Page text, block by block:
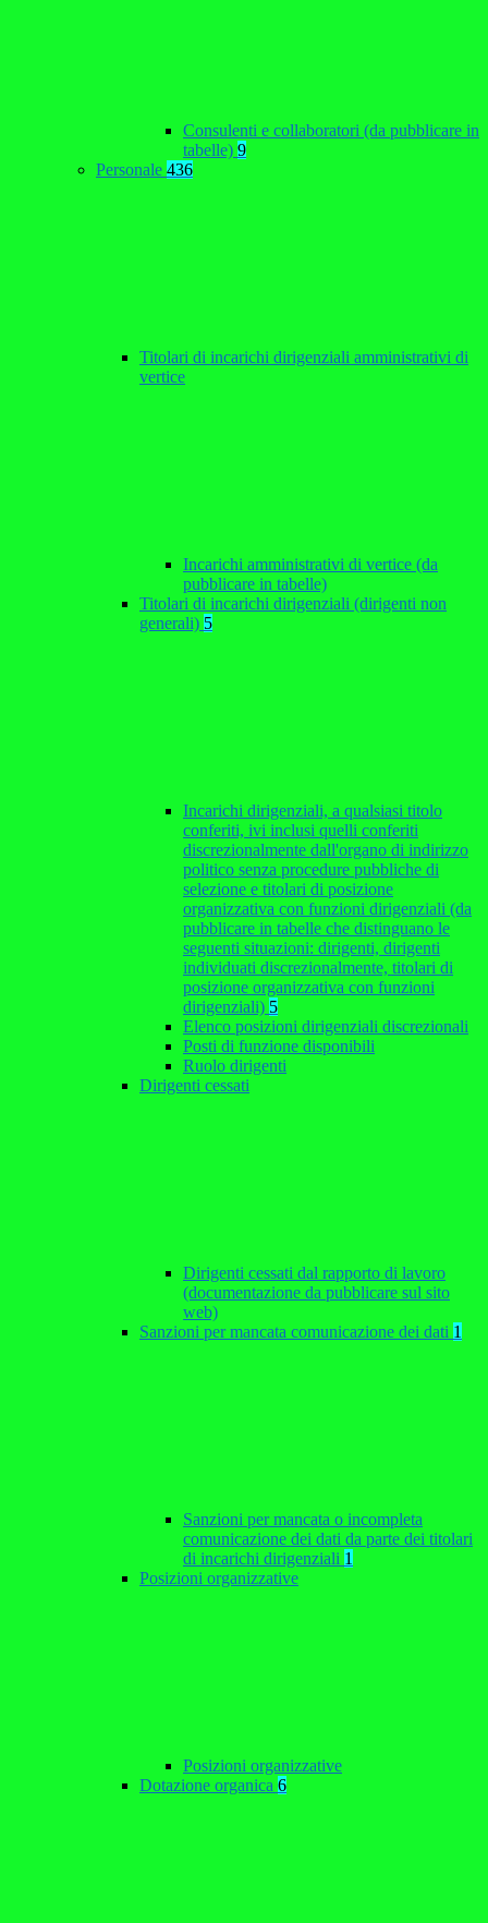
Consulenti e collaboratori (da pubblicare in
tabelle) 9
Personale 436
Titolari di incarichi dirigenziali amministrativi di
vertice
Incarichi amministrativi di vertice (da
pubblicare in tabelle)
Titolari di incarichi dirigenziali (dirigenti non
generali) 5
Incarichi dirigenziali, a qualsiasi titolo
conferiti, ivi inclusi quelli conferiti
discrezionalmente dall'organo di indirizzo
politico senza procedure pubbliche di
selezione e titolari di posizione
organizzativa con funzioni dirigenziali (da
pubblicare in tabelle che distinguano le
seguenti situazioni: dirigenti, dirigenti
individuati discrezionalmente, titolari di
posizione organizzativa con funzioni
dirigenziali) 5
Elenco posizioni dirigenziali discrezionali
Posti di funzione disponibili
Ruolo dirigenti
Dirigenti cessati
Dirigenti cessati dal rapporto di lavoro
(documentazione da pubblicare sul sito
web)
Sanzioni per mancata comunicazione dei dati 1
Sanzioni per mancata o incompleta
comunicazione dei dati da parte dei titolari
di incarichi dirigenziali 1
Posizioni organizzative
Posizioni organizzative
Dotazione organica 6